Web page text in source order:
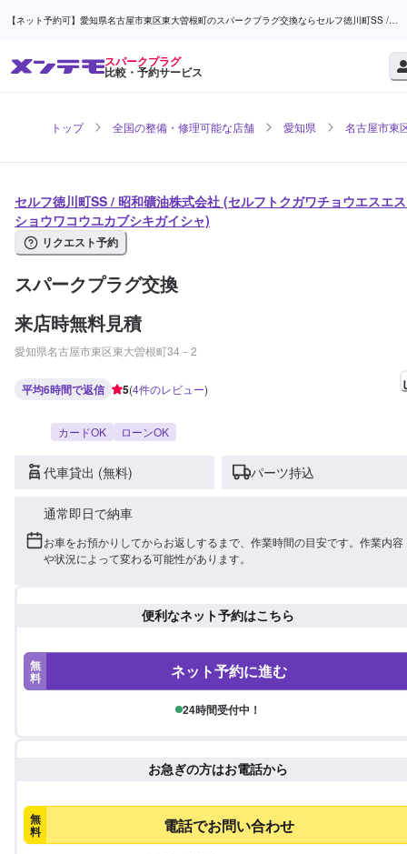
【ネット予約可】愛知県名古屋市東区東大曽根町のスパークプラグ交換ならセルフ徳川町SS /
スパークプラグ
比較・予約サービス
トップ 全国の整備・修理可能な店舗 愛知県 名古屋市東
セルフ徳川町SS / 昭和礦油株式会社 (セルフトクガワチョウエスエ
ショウワコウユカブシキガイシャ)
リクエスト予約
スパークプラグ交換
来店時無料見積
愛知県名古屋市東区東大曽根町34－2
平均6時間で返信 5(4件のレビュー)
カードOK ローンOK
代車貸出 (無料) パーツ持込
通常即日で納車
お車をお預かりしてからお返しするまで、作業時間の目安です。作業内容
や状況によって変わる可能性があります。
便利なネット予約はこちら
無
料 ネット予約に進む
24時間受付中！
お急ぎの方はお電話から
無
料 電話でお問い合わせ